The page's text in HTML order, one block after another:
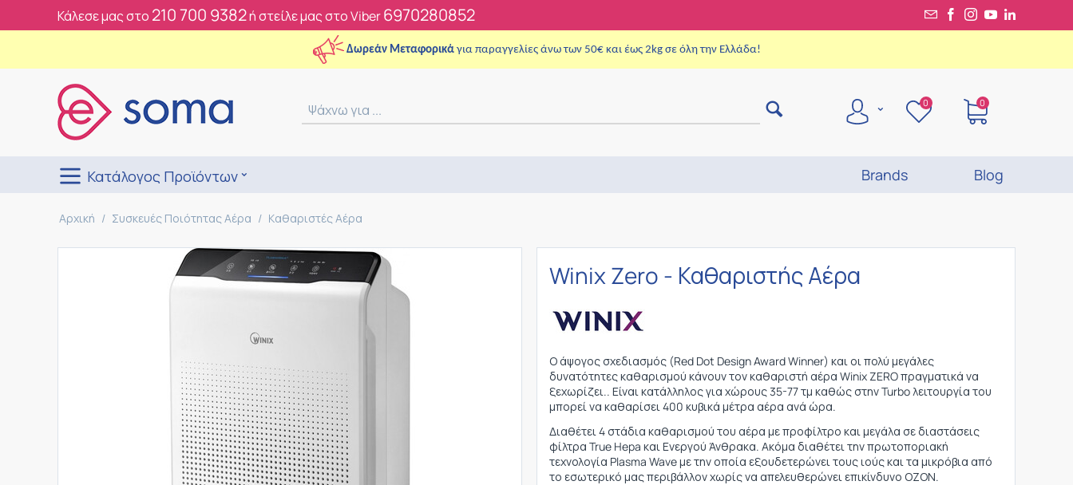
Κάλεσε μας στο 210 700 9382ή στείλε μας στο Viber6970280852
Δωρεάν Μεταφορικάγια παραγγελίες άνω των 50€ και έως 2kg σε όλη την Ελλάδα!
0 0
Κατάλογος Προϊόντων Brands Blog
Αρχική / Συσκευές Ποιότητας Αέρα / Kαθαριστές Αέρα
Winix Zero - Καθαριστής Αέρα
Ο άψογος σχεδιασμός (Red Dot Design Award Winner) και οι πολύ μεγάλες
δυνατότητες καθαρισμού κάνουν τον καθαριστή αέρα Winix ZERO πραγματικά να
ξεχωρίζει.. Είναι κατάλληλος για χώρους 35-77 τμ καθώς στην Turbo λειτουργία του
μπορεί να καθαρίσει 400 κυβικά μέτρα αέρα ανά ώρα.
Διαθέτει 4 στάδια καθαρισμού του αέρα με προφίλτρο και μεγάλα σε διαστάσεις
φίλτρα True Hepa και Ενεργού Άνθρακα. Ακόμα διαθέτει την πρωτοποριακή
τεχνολογία Plasma Wave με την οποία εξουδετερώνει τους ιούς και τα μικρόβια από
το εσωτερικό μας περιβάλλον χωρίς να απελευθερώνει επικίνδυνο ΟΖΟΝ.